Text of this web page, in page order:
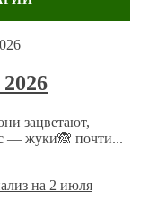
Обязательные поля
зацветают,
— жуки🙈 почти...